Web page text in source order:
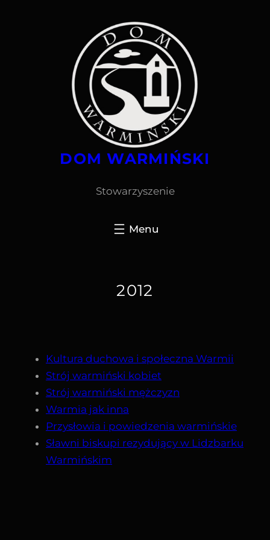
DOM WARMIŃSKI
Stowarzyszenie
2012
Kultura duchowa i społeczna Warmii
Strój warmiński kobiet
Strój warmiński mężczyzn
Warmia jak inna
Przysłowia i powiedzenia warmińskie
Sławni biskupi rezydujący w Lidzbarku
Warmińskim